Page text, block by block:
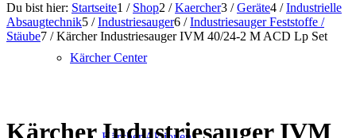
Kärcher Center
Du bist hier: Startseite1 / Shop2 / Kaercher3 / Geräte4 / Industrielle
Absaugtechnik5 / Industriesauger6 / Industriesauger Feststoffe /
Stäube7 / Kärcher Industriesauger IVM 40/24-2 M ACD Lp Set
Kärcher Industriesauger IVM